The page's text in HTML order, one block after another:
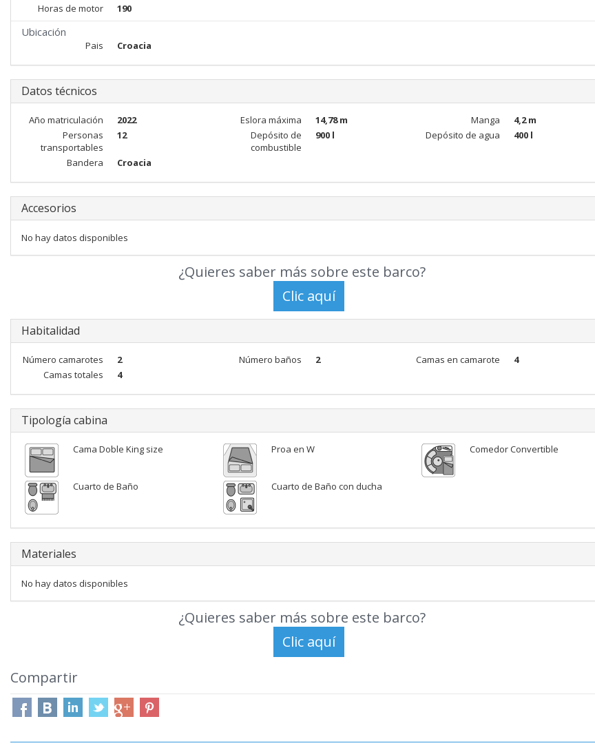
Horas de motor 190
Ubicación
Pais Croacia
Datos técnicos
Año matriculación 2022 Eslora máxima 14,78 m Manga
4,2 m
Personas
transportables
12
Depósito de
combustible
900 l Depósito de agua 400 l
Bandera Croacia
Accesorios
No hay datos disponibles
¿Quieres saber más sobre este barco?
Habitalidad
Número camarotes 2 Número baños 2 Camas en camarote
4
Camas totales
4
Tipología cabina
Cama Doble King size Proa en W Comedor Convertible
Cuarto de Baño Cuarto de Baño con ducha
Materiales
No hay datos disponibles
¿Quieres saber más sobre este barco?
Compartir